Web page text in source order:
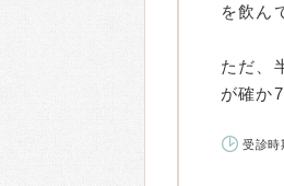
を飲ん
ただ、
が確か
受診時